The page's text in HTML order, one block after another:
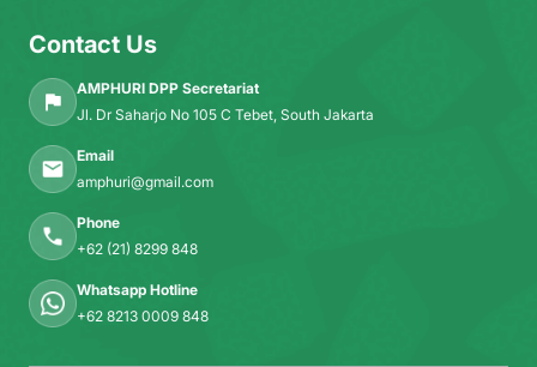
Contact Us
AMPHURI DPP Secretariat
Jl. Dr Saharjo No 105 C Tebet, South Jakarta
Email
amphuri@gmail.com
Phone
+62 (21) 8299 848
Whatsapp Hotline
+62 8213 0009 848